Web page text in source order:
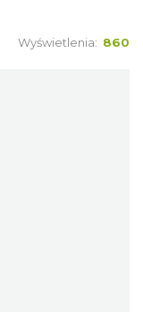
Wyświetlenia: 860